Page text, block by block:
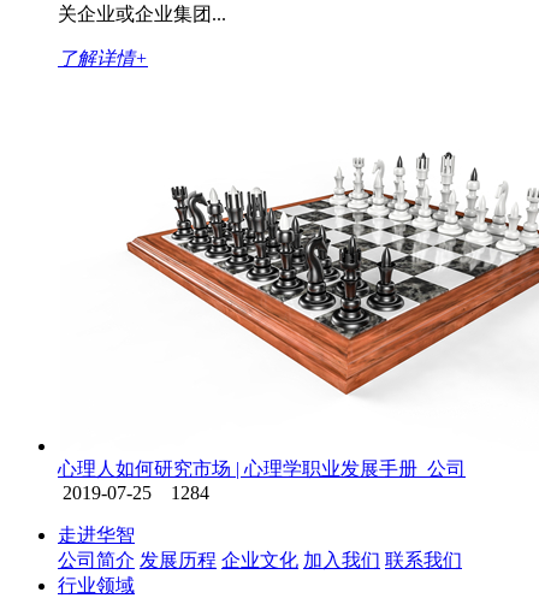
关企业或企业集团...
了解详情+
心理人如何研究市场 | 心理学职业发展手册_公司
2019-07-25
1284
走进华智
公司简介 发展历程 企业文化 加入我们 联系我们
行业领域